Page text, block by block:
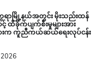
ရာမြို့နယ်အတွင်း မိုးသည်းထန်
င့် ထိခိုက်ပျက်စီးမှုများအား
ားက ကူညီကယ်ဆယ်ရေးလုပ်ငန်း